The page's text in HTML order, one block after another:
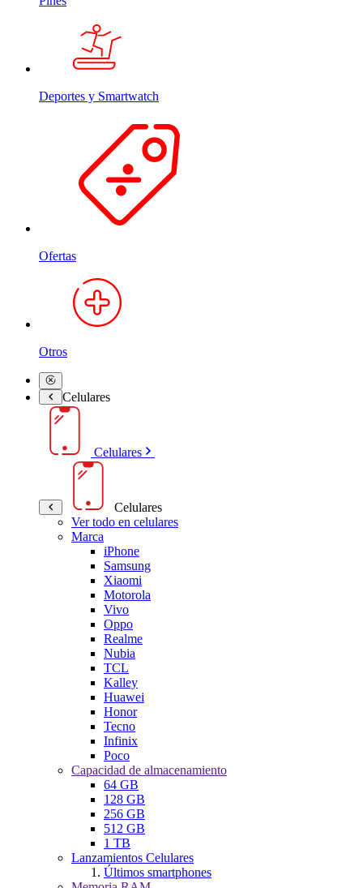
Deportes y Smartwatch
Ofertas
Otros
Celulares
Celulares
Celulares
Ver todo en celulares
Marca
iPhone
Samsung
Xiaomi
Motorola
Vivo
Oppo
Realme
Nubia
TCL
Kalley
Huawei
Honor
Tecno
Infinix
Poco
Capacidad de almacenamiento
64 GB
128 GB
256 GB
512 GB
1 TB
Lanzamientos Celulares
Últimos smartphones